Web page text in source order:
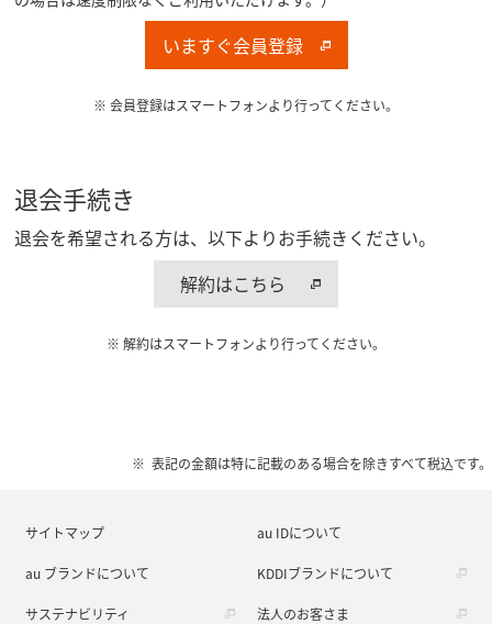
いますぐ会員登録
※ 会員登録はスマートフォンより行ってください。
退会手続き
退会を希望される方は、以下よりお手続きください。
解約はこちら
※ 解約はスマートフォンより行ってください。
表記の金額は特に記載のある場合を除きすべて税込です。
サイトマップ au IDについて
au ブランドについて KDDIブランドについて
サステナビリティ 法人のお客さま